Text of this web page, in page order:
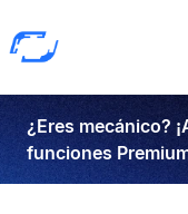
¿Eres mecánico?
funciones